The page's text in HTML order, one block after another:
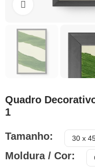
Clique para ampliar
Quadro
1
Tamanho
Moldura / Cor